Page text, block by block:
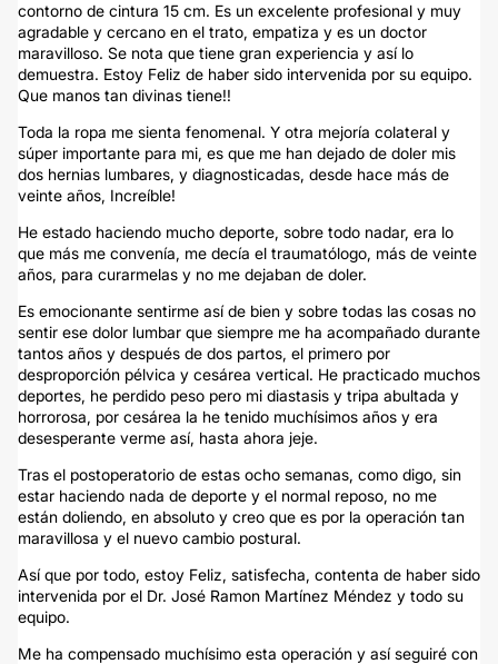
contorno de cintura 15 cm. Es un excelente profesional y muy
agradable y cercano en el trato, empatiza y es un doctor
maravilloso. Se nota que tiene gran experiencia y así lo
demuestra. Estoy Feliz de haber sido intervenida por su equipo.
Que manos tan divinas tiene!!
Toda la ropa me sienta fenomenal. Y otra mejoría colateral y
súper importante para mi, es que me han dejado de doler mis
dos hernias lumbares, y diagnosticadas, desde hace más de
veinte años, Increíble!
He estado haciendo mucho deporte, sobre todo nadar, era lo
que más me convenía, me decía el traumatólogo, más de veinte
años, para curarmelas y no me dejaban de doler.
Es emocionante sentirme así de bien y sobre todas las cosas no
sentir ese dolor lumbar que siempre me ha acompañado durante
tantos años y después de dos partos, el primero por
desproporción pélvica y cesárea vertical. He practicado muchos
deportes, he perdido peso pero mi diastasis y tripa abultada y
horrorosa, por cesárea la he tenido muchísimos años y era
desesperante verme así, hasta ahora jeje.
Tras el postoperatorio de estas ocho semanas, como digo, sin
estar haciendo nada de deporte y el normal reposo, no me
están doliendo, en absoluto y creo que es por la operación tan
maravillosa y el nuevo cambio postural.
Así que por todo, estoy Feliz, satisfecha, contenta de haber sido
intervenida por el Dr. José Ramon Martínez Méndez y todo su
equipo.
Me ha compensado muchísimo esta operación y así seguiré con